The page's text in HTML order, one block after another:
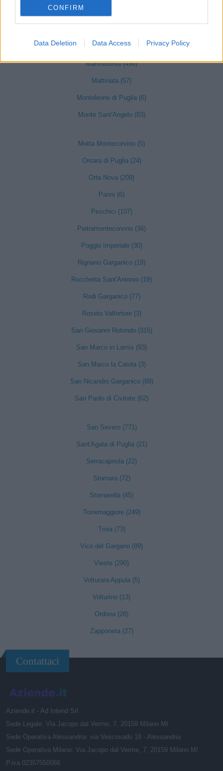
CONFIRM
Data Deletion Data Access Privacy Policy
Lucera (427)
Manfredonia (490)
Mattinata (57)
Monteleone di Puglia (6)
Monte Sant'Angelo (83)
Motta Montecorvino (5)
Orsara di Puglia (24)
Orta Nova (209)
Panni (6)
Peschici (107)
Pietramontecorvino (36)
Poggio Imperiale (30)
Rignano Garganico (19)
Rocchetta Sant'Antonio (19)
Rodi Garganico (77)
Roseto Valfortore (3)
San Giovanni Rotondo (315)
San Marco in Lamis (93)
San Marco la Catola (3)
San Nicandro Garganico (89)
San Paolo di Civitate (62)
San Severo (771)
Sant'Agata di Puglia (21)
Serracapriola (22)
Stornara (72)
Stornarella (45)
Torremaggiore (249)
Troia (73)
Vico del Gargano (89)
Vieste (290)
Volturara Appula (5)
Volturino (13)
Ordona (28)
Zapponeta (27)
Contattaci
Aziende.it - Ad Intend Srl
Sede Legale: Via Jacopo dal Verme, 7, 20159 Milano MI
Sede Operativa Alessandria: via Vescovado 18 - Alessandria
Sede Operativa Milano: Via Jacopo dal Verme, 7, 20159 Milano MI
P.iva 02357550066